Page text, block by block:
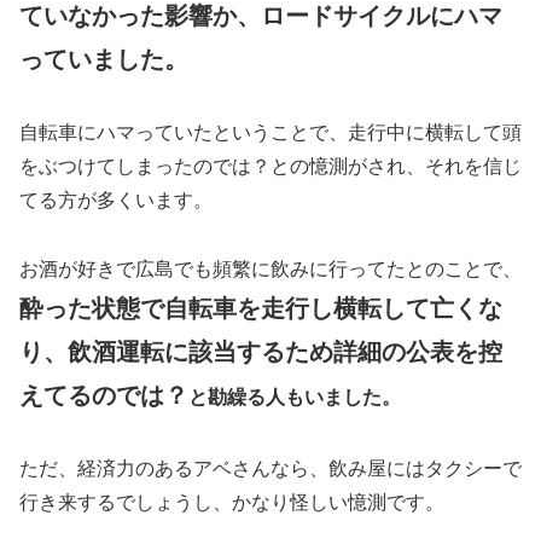
ていなかった影響か、ロードサイクルにハマ
っていました。
自転車にハマっていたということで、走行中に横転して頭
をぶつけてしまったのでは？との憶測がされ、それを信じ
てる方が多くいます。
お酒が好きで広島でも頻繁に飲みに行ってたとのことで、
酔った状態で自転車を走行し横転して亡くな
り、飲酒運転に該当するため詳細の公表を控
えてるのでは？ と勘繰る人もいました。
ただ、経済力のあるアベさんなら、飲み屋にはタクシーで
行き来するでしょうし、かなり怪しい憶測です。